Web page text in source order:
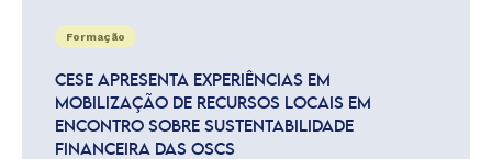
Formação
CESE APRESENTA EXPERIÊNCIAS EM
MOBILIZAÇÃO DE RECURSOS LOCAIS EM
ENCONTRO SOBRE SUSTENTABILIDADE
FINANCEIRA DAS OSCS